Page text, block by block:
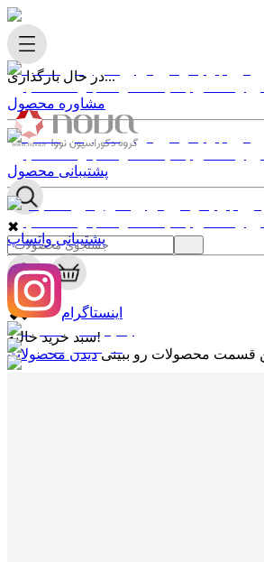
در حال بارگذاری...
✖
0
✖
سبد خرید خالیه!
قسمت محصولات رو ببینی
مشاوره محصول
پشتیبانی محصول
پشتیبانی واتساپ
اینستاگرام